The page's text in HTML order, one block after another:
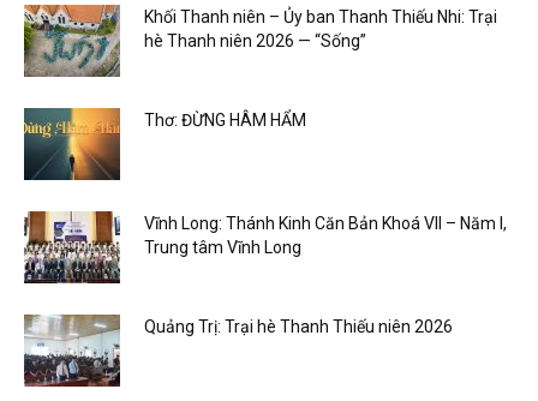
Khối Thanh niên – Ủy ban Thanh Thiếu Nhi: Trại
hè Thanh niên 2026 — “Sống”
Thơ: ĐỪNG HÂM HẨM
Vĩnh Long: Thánh Kinh Căn Bản Khoá VII – Năm I,
Trung tâm Vĩnh Long
Quảng Trị: Trại hè Thanh Thiếu niên 2026